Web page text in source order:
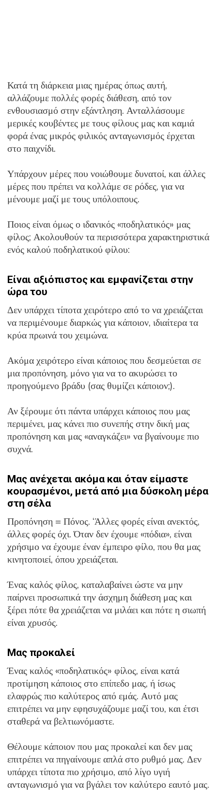
Κατά τη διάρκεια μιας ημέρας όπως αυτή,
αλλάζουμε πολλές φορές διάθεση, από τον
ενθουσιασμό στην εξάντληση. Ανταλλάσουμε
μερικές κουβέντες με τους φίλους μας και καμιά
φορά ένας μικρός φιλικός ανταγωνισμός έρχεται
στο παιχνίδι.
Υπάρχουν μέρες που νοιώθουμε δυνατοί, και άλλες
μέρες που πρέπει να κολλάμε σε ρόδες, για να
μένουμε μαζί με τους υπόλοιπους.
Ποιος είναι όμως ο ιδανικός «ποδηλατικός» μας
φίλος; Ακολουθούν τα περισσότερα χαρακτηριστικά
ενός καλού ποδηλατικού φίλου:
Είναι αξιόπιστος και εμφανίζεται στην
ώρα του
Δεν υπάρχει τίποτα χειρότερο από το να χρειάζεται
να περιμένουμε διαρκώς για κάποιον, ιδιαίτερα τα
κρύα πρωινά του χειμώνα.
Ακόμα χειρότερο είναι κάποιος που δεσμεύεται σε
μια προπόνηση, μόνο για να το ακυρώσει το
προηγούμενο βράδυ (σας θυμίζει κάποιον;).
Αν ξέρουμε ότι πάντα υπάρχει κάποιος που μας
περιμένει, μας κάνει πιο συνεπής στην δική μας
προπόνηση και μας «αναγκάζει» να βγαίνουμε πιο
συχνά.
Μας ανέχεται ακόμα και όταν είμαστε
κουρασμένοι, μετά από μια δύσκολη μέρα
στη σέλα
Προπόνηση = Πόνος. ‘Άλλες φορές είναι ανεκτός,
άλλες φορές όχι. Όταν δεν έχουμε «πόδια», είναι
χρήσιμο να έχουμε έναν έμπειρο φίλο, που θα μας
κινητοποιεί, όπου χρειάζεται.
Ένας καλός φίλος, καταλαβαίνει ώστε να μην
παίρνει προσωπικά την άσχημη διάθεση μας και
ξέρει πότε θα χρειάζεται να μιλάει και πότε η σιωπή
είναι χρυσός.
Μας προκαλεί
Ένας καλός «ποδηλατικός» φίλος, είναι κατά
προτίμηση κάποιος στο επίπεδο μας, ή ίσως
ελαφρώς πιο καλύτερος από εμάς. Αυτό μας
επιτρέπει να μην εφησυχάζουμε μαζί του, και έτσι
σταθερά να βελτιωνόμαστε.
Θέλουμε κάποιον που μας προκαλεί και δεν μας
επιτρέπει να πηγαίνουμε απλά στο ρυθμό μας. Δεν
υπάρχει τίποτα πιο χρήσιμο, από λίγο υγιή
ανταγωνισμό για να βγάλει τον καλύτερο εαυτό μας.